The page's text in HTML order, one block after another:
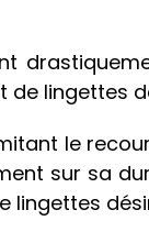
de lingettes
le
sur sa
lingettes